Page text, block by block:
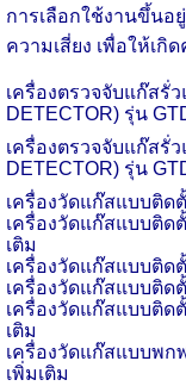
การเลือกใช้งานขึ้นอ
ความเสี่ยง เพื่อให้เ
เครื่องตรวจจับแก๊สรั่
DETECTOR) รุ่น
เครื่องตรวจจับแก๊สรั่
DETECTOR) รุ่น
เครื่องวัดแก๊สแบบติด
เครื่องวัดแก๊สแบบติด
เติม
เครื่องวัดแก๊สแบบติด
เครื่องวัดแก๊สแบบติด
เครื่องวัดแก๊สแบบติด
เติม
เครื่องวัดแก๊สแบบพก
เพิ่มเติม